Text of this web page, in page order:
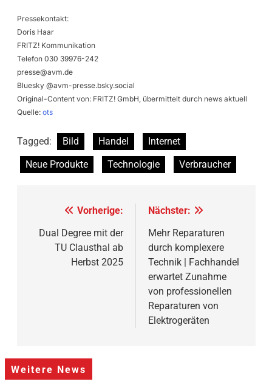
Pressekontakt:
Doris Haar
FRITZ! Kommunikation
Telefon 030 39976-242
presse@avm.de
Bluesky @avm-presse.bsky.social
Original-Content von: FRITZ! GmbH, übermittelt durch news aktuell
Quelle: ots
Tagged: Bild Handel
Internet
Neue Produkte
Technologie Verbraucher
Beitragsnavigation
Vorherige:
Dual Degree mit der
TU Clausthal ab
Herbst 2025
Nächster:
Mehr Reparaturen
durch komplexere
Technik | Fachhandel
erwartet Zunahme
von professionellen
Reparaturen von
Elektrogeräten
Weitere News